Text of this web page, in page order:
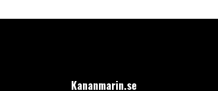
Kananmarin.se